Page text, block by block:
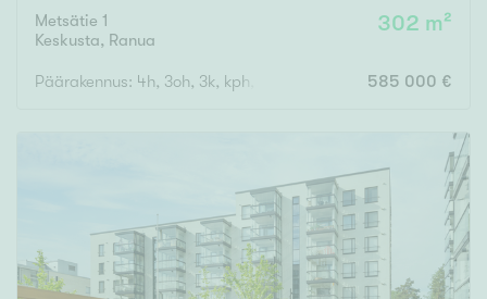
Metsätie 1
Keskusta, Ranua
302 m²
Päärakennus: 4h, 3oh, 3k, kph, 3wc, 2vh (kaikki rakennukset
585 000 €